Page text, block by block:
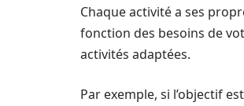
Chaque activité a ses
fonction des besoins de
activités adaptées.
Par exemple, si l’objectif